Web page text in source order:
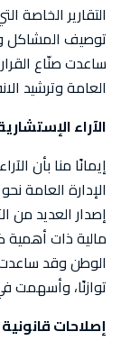
التقارير الخاصة
توصيف المشاكل
ساعدت صنّاع
العامة وترشيد
الآراء
إيمانًا منا بأن
الإدارة العامة
إصدار العديد من
مالية ذات أهمية
الوطن وقد ساعدت
توازنًا، وأسهمت
إصلاحات